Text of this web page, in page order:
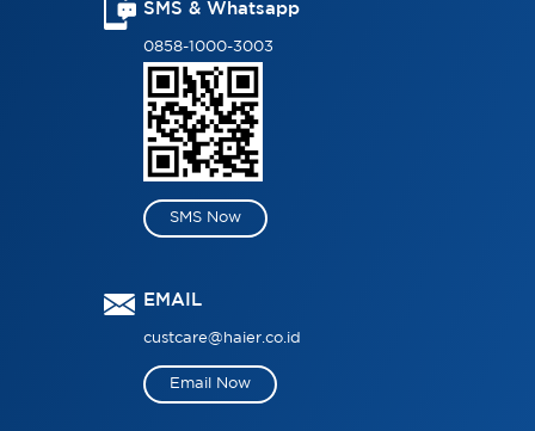
SMS & Whatsapp
0858-1000-3003
SMS Now
EMAIL
custcare@haier.co.id
Email Now